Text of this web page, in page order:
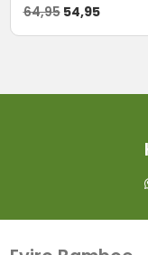
64,95
prijs
54,95Huidige
prijs